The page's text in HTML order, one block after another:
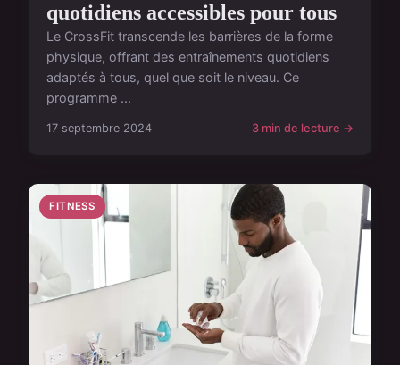
quotidiens accessibles pour tous
Le CrossFit transcende les barrières de la forme
physique, offrant des entraînements quotidiens
adaptés à tous, quel que soit le niveau. Ce
programme ...
17 septembre 2024 3 min de lecture →
FITNESS